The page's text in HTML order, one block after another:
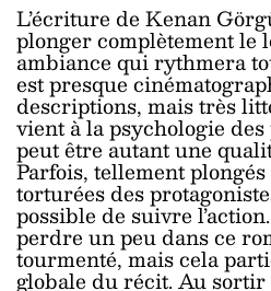
L’écriture de Kenan
plonger complètement le
ambiance qui rythmera
est presque
descriptions, mais très
vient à la psychologie
peut être autant une
Parfois, tellement
torturées des
possible de suivre
perdre un peu dans ce
tourmenté, mais cela
globale du récit. Au